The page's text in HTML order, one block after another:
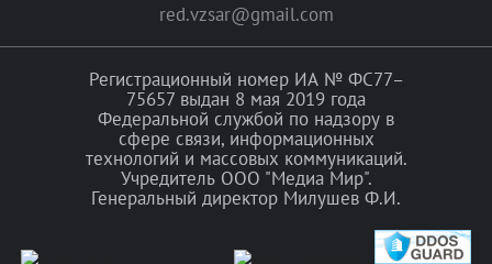
red.vzsar@gmail.com
Регистрационный номер ИА № ФС77–
75657 выдан 8 мая 2019 года
Федеральной службой по надзору в
сфере связи, информационных
технологий и массовых коммуникаций.
Учредитель ООО "Медиа Мир".
Генеральный директор Милушев Ф.И.